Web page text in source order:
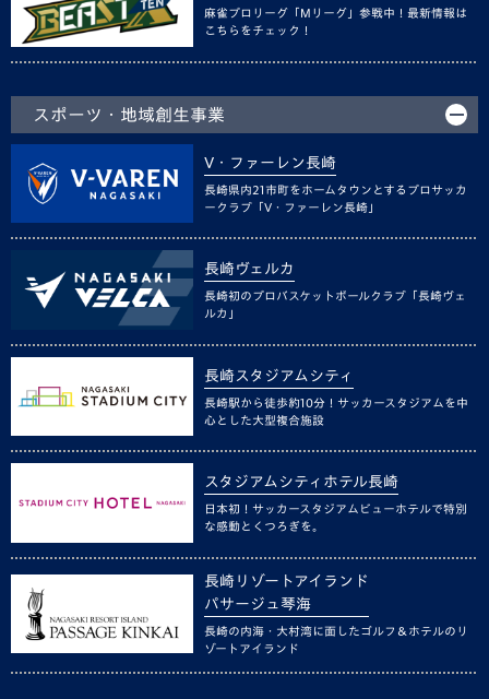
麻雀プロリーグ「Mリーグ」参戦中！最新情報は
こちらをチェック！
スポーツ・地域創生事業
V・ファーレン長崎
長崎県内21市町をホームタウンとするプロサッカ
ークラブ「V・ファーレン長崎」
長崎ヴェルカ
長崎初のプロバスケットボールクラブ「長崎ヴェ
ルカ」
長崎スタジアムシティ
長崎駅から徒歩約10分！サッカースタジアムを中
心とした大型複合施設
スタジアムシティホテル長崎
日本初！サッカースタジアムビューホテルで特別
な感動とくつろぎを。
長崎リゾートアイランド
パサージュ琴海
長崎の内海・大村湾に面したゴルフ＆ホテルのリ
ゾートアイランド